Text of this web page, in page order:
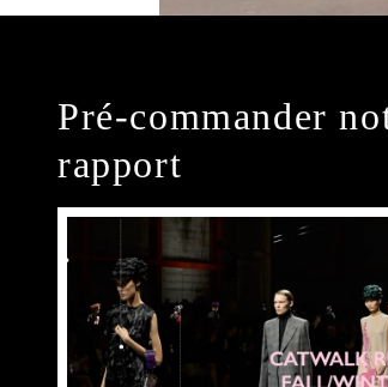
Pré-commander
rapport